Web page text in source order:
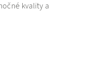
kvality a